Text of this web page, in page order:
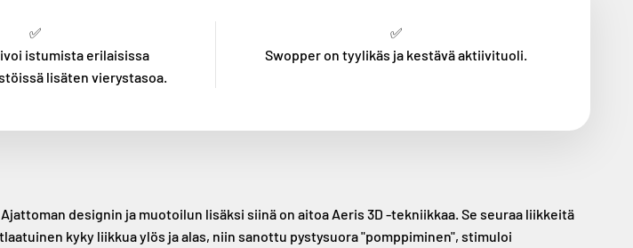
✅
istumista erilaisissa
lisäten vierystasoa.
✅
Swopper on tyylikäs ja kestävä aktiivituoli.
designin ja muotoilun lisäksi siinä on aitoa Aeris 3D -tekniikkaa. Se seuraa liikkeitä
kyky liikkua ylös ja alas, niin sanottu pystysuora "pomppiminen", stimuloi